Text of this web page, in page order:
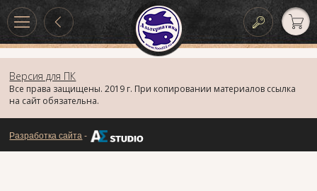
Версия для ПК
Все права защищены. 2019 г. При копировании материалов ссылка
на сайт обязательна.
Разработка сайта -